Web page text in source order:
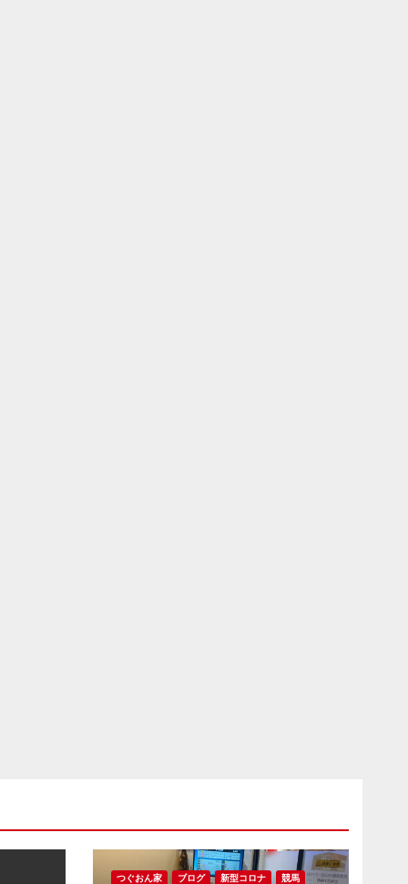
つぐおん家 ブログ 新型コロナ 競馬